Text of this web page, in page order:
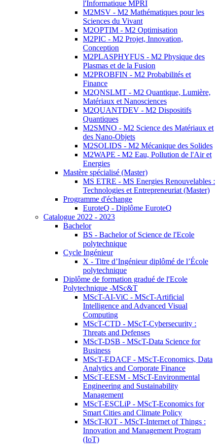
l'Informatique MPRI
M2MSV - M2 Mathématiques pour les
Sciences du Vivant
M2OPTIM - M2 Optimisation
M2PIC - M2 Projet, Innovation,
Conception
M2PLASPHYFUS - M2 Physique des
Plasmas et de la Fusion
M2PROBFIN - M2 Probabilités et
Finance
M2QNSLMT - M2 Quantique, Lumière,
Matériaux et Nanosciences
M2QUANTDEV - M2 Dispositifs
Quantiques
M2SMNO - M2 Science des Matériaux et
des Nano-Objets
M2SOLIDS - M2 Mécanique des Solides
M2WAPE - M2 Eau, Pollution de l'Air et
Energies
Mastère spécialisé (Master)
MS ETRE - MS Energies Renouvelables :
Technologies et Entrepreneuriat (Master)
Programme d'échange
EuroteQ - Diplôme EuroteQ
Catalogue 2022 - 2023
Bachelor
BS - Bachelor of Science de l'Ecole
polytechnique
Cycle Ingénieur
X - Titre d’Ingénieur diplômé de l’École
polytechnique
Diplôme de formation gradué de l'Ecole
Polytechnique -MSc&T
MScT-AI-ViC - MScT-Artificial
Intelligence and Advanced Visual
Computing
MScT-CTD - MScT-Cybersecurity :
Threats and Defenses
MScT-DSB - MScT-Data Science for
Business
MScT-EDACF - MScT-Economics, Data
Analytics and Corporate Finance
MScT-EESM - MScT-Environmental
Engineering and Sustainability
Management
MScT-ESCLiP - MScT-Economics for
Smart Cities and Climate Policy
MScT-IOT - MScT-Internet of Things :
Innovation and Management Program
(IoT)